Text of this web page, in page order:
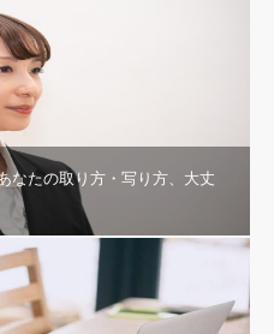
なたの取り方・写り方、大丈